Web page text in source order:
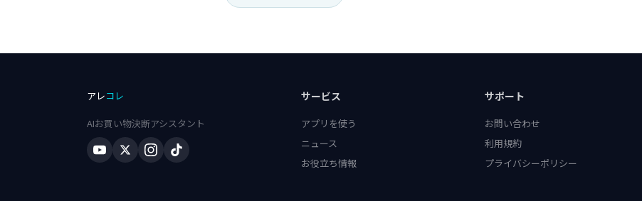
アレコレ
AIお買い物決断アシスタント
サービス
アプリを使う
ニュース
お役立ち情報
サポート
お問い合わせ
利用規約
プライバシーポリシー